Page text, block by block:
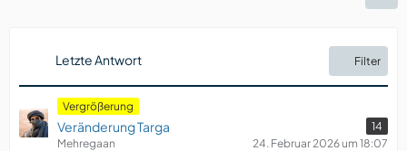
Letzte Antwort Filter
Vergrößerung
Veränderung Targa
14
Mehregaan
24. Februar 2026 um 18:07